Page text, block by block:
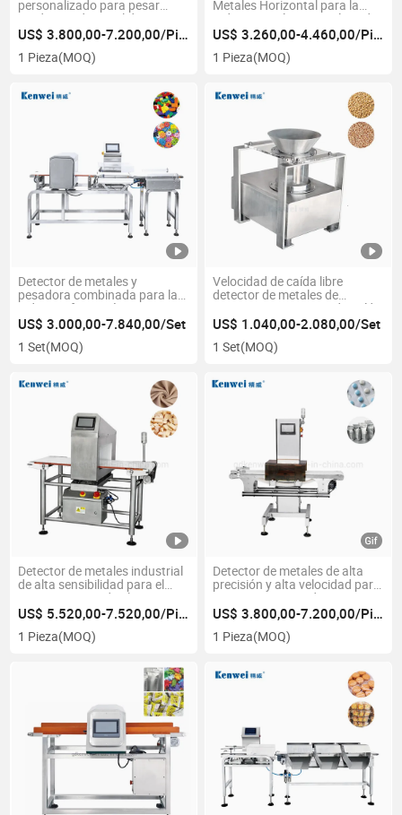
personalizado para pesar
productos de papel de
aluminio
US$ 3.800,00-7.200,00/Pieza
1 Pieza(MOQ)
Metales Horizontal para la
Industria Química en Línea de
Empaque
US$ 3.260,00-4.460,00/Pieza
1 Pieza(MOQ)
Detector de metales y
pesadora combinada para la
industria farmacéutica con
cinta transportadora
US$ 3.000,00-7.840,00/Set
1 Set(MOQ)
Velocidad de caída libre
detector de metales de
garganta maquinaria de caída
para verificar polvos
US$ 1.040,00-2.080,00/Set
1 Set(MOQ)
Detector de metales industrial
de alta sensibilidad para el
procesamiento de alimentos
con detector de metales en
túnel con cinta transportadora
US$ 5.520,00-7.520,00/Pieza
1 Pieza(MOQ)
Detector de metales de alta
precisión y alta velocidad para
cintas transportadoras, pesaje
y detección de aluminio en
máquinas de envasado de
alimentos
US$ 3.800,00-7.200,00/Pieza
1 Pieza(MOQ)